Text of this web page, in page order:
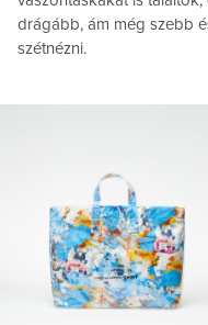
drágább, ám még szebb
szétnézni.